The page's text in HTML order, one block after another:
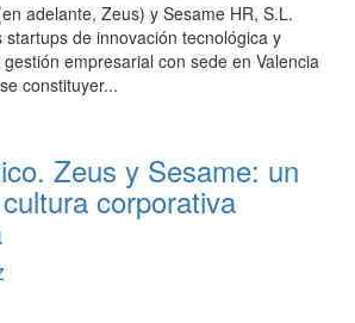
adelante, Zeus) y Sesame HR, S.L.
startups de innovación tecnológica y
empresarial con sede en Valencia
constituyer...
Zeus y Sesame: un
corporativa